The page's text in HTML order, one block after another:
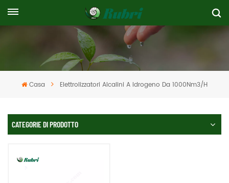
Casa Elettrolizzatori Alcalini A Idrogeno Da 1000Nm3/h
CATEGORIE DI PRODOTTO